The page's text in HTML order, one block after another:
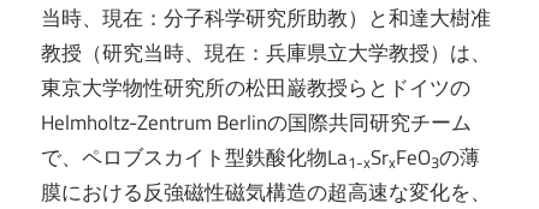
当時、現在：分子科学研究所助教）と和達大樹准
教授（研究当時、現在：兵庫県立大学教授）は、
東京大学物性研究所の松田巌教授らとドイツの
Helmholtz-Zentrum Berlinの国際共同研究チーム
で、ペロブスカイト型鉄酸化物La1-xSrxFeO3の薄
膜における反強磁性磁気構造の超高速な変化を、